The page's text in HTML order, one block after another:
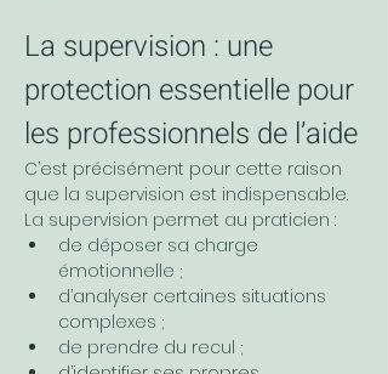
La supervision : une
protection essentielle pour
les professionnels de l’aide
C’est précisément pour cette raison
que la supervision est indispensable.
La supervision permet au praticien :
de déposer sa charge
émotionnelle ;
d’analyser certaines situations
complexes ;
de prendre du recul ;